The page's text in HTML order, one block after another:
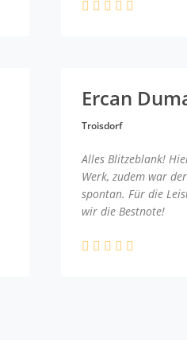
Ercan
Troisdorf
Alles Blitzeblank!
Werk, zudem war
spontan. Für die
wir die Bestnote!